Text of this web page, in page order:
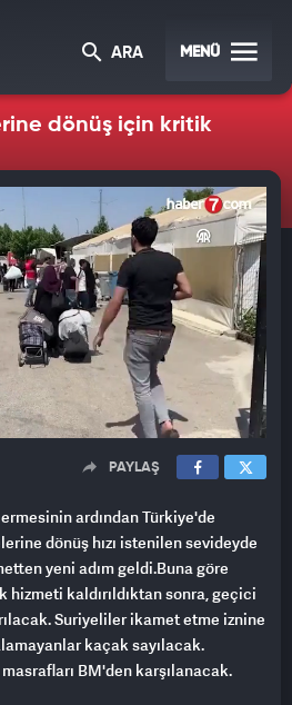
ARA MENÜ
dönüş için kritik
PAYLAŞ
ardından Türkiye'de
dönüş hızı istenilen sevideyde
yeni adım geldi.Buna göre
hizmeti kaldırıldıktan sonra, geçici
Suriyeliler ikamet etme iznine
kaçak sayılacak.
BM'den karşılanacak.